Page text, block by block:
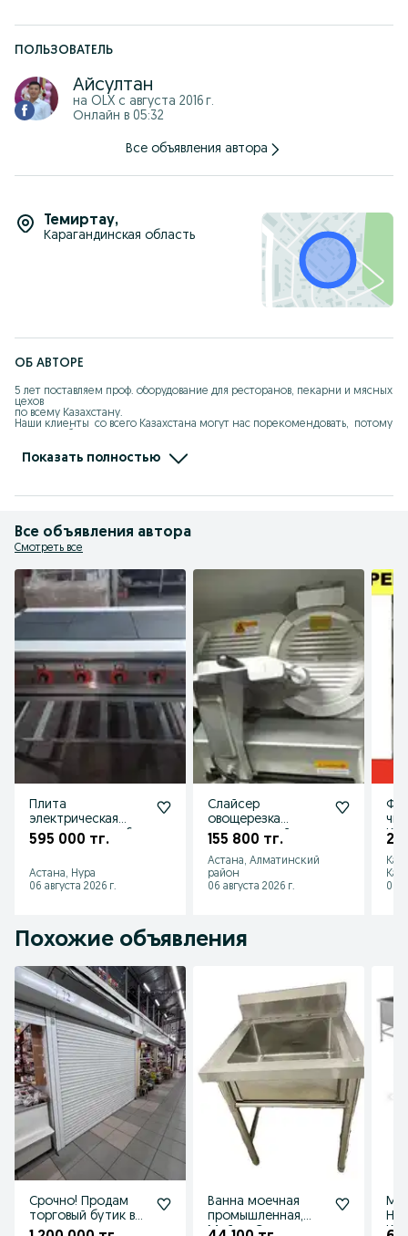
ПОЛЬЗОВАТЕЛЬ
Айсултан
на OLX с августа 2016 г.
Онлайн в 05:32
Все объявления автора
Темиртау,
Карагандинская область
ОБ АВТОРЕ
5 лет поставляем проф. оборудование для ресторанов, пекарни и мясных
цехов
по всему Казахстану.
Наши клиенты  со всего Казахстана могут нас порекомендовать,  потому
С уважением,  директор компании ASTECH.KZ
Показать полностью
Все объявления автора
Смотреть все
Плита
электрическая
промышленная 6
конфорная новая
595 000 тг.
Астана, Нура
06 августа 2026 г.
Слайсер
овощерезка
куттер новый
Астана
155 800 тг.
Астана, Алматинский
район
06 августа 2026 г.
29
06
Похожие объявления
Срочно! Продам
торговый бутик в
проходном месте.
Ванна моечная
промышленная,
Мойки. Со склада,